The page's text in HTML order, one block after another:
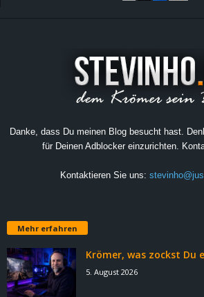
Danke, dass Du meinen Blog besucht hast.
für Deinen Adblocker einzurichten.
Kontaktieren Sie uns:
Mehr erfahren
Krömer, was zockst Du
5. August 2026